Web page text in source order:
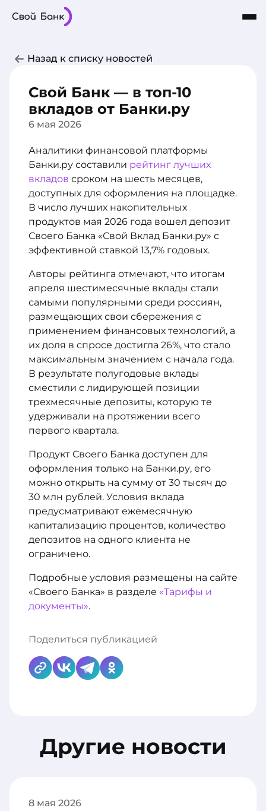
Частным лицам
Назад к списку новостей
Свой Банк — в топ-10
вкладов от Банки.ру
6 мая 2026
Аналитики финансовой платформы
Банки.ру составили рейтинг лучших
вкладов сроком на шесть месяцев,
доступных для оформления на площадке.
В число лучших накопительных
продуктов мая 2026 года вошел депозит
Своего Банка «Свой Вклад Банки.ру» с
эффективной ставкой 13,7% годовых.
Авторы рейтинга отмечают, что итогам
апреля шестимесячные вклады стали
самыми популярными среди россиян,
размещающих свои сбережения с
применением финансовых технологий, а
их доля в спросе достигла 26%, что стало
максимальным значением с начала года.
В результате полугодовые вклады
сместили с лидирующей позиции
трехмесячные депозиты, которую те
удерживали на протяжении всего
первого квартала.
Продукт Своего Банка доступен для
оформления только на Банки.ру, его
можно открыть на сумму от 30 тысяч до
30 млн рублей. Условия вклада
предусматривают ежемесячную
капитализацию процентов, количество
депозитов на одного клиента не
ограничено.
Подробные условия размещены на сайте
«Своего Банка» в разделе «Тарифы и
документы».
Поделиться публикацией
Другие новости
8 мая 2026